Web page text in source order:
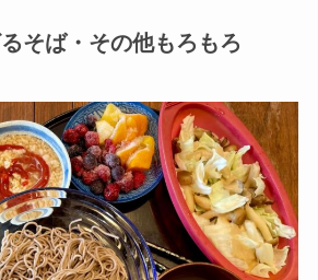
そば・その他もろもろ